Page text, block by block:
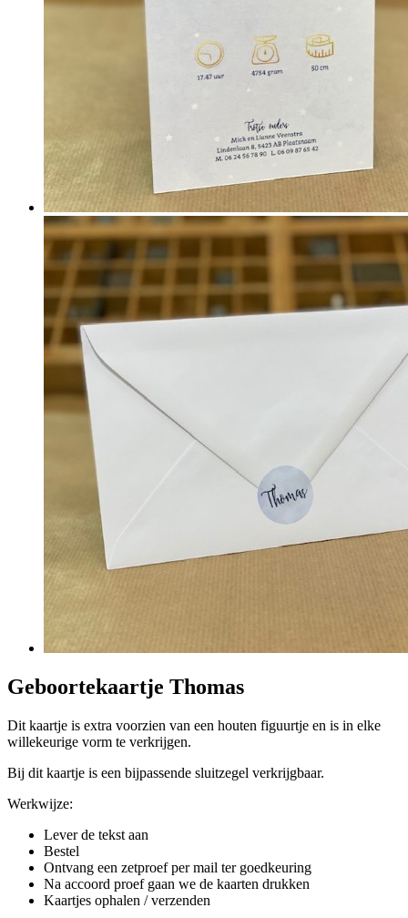
Geboortekaartje Thomas
Dit kaartje is extra voorzien van een houten figuurtje en is in elke
willekeurige vorm te verkrijgen.
Bij dit kaartje is een bijpassende sluitzegel verkrijgbaar.
Werkwijze:
Lever de tekst aan
Bestel
Ontvang een zetproef per mail ter goedkeuring
Na accoord proef gaan we de kaarten drukken
Kaartjes ophalen / verzenden